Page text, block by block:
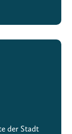
der Stadt